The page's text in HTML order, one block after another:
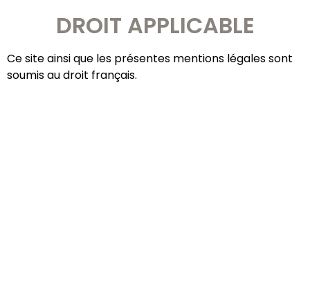
DROIT APPLICABLE
Ce site ainsi que les présentes mentions légales sont
soumis au droit français.